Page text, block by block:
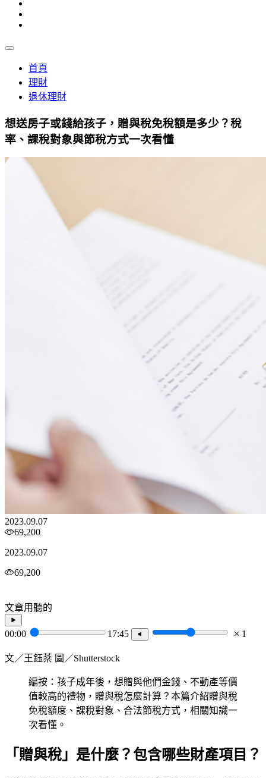
首頁
理財
退休理財
想送房子或錢給孩子，贈與稅免稅額是多少？稅
率、課稅對象與節稅方式一次看懂
2023.09.07
69,200
2023.09.07
69,200
文章用聽的
00:00 17:45 1
文／王鈺棻 圖／Shutterstock
編按：孩子成年後，想贈與他們金錢、不動產等價
值較高的禮物，贈與稅怎麼計算？本篇介紹贈與稅
免稅額度、課稅對象、合法節稅方式，相關知識一
次看懂。
「贈與稅」是什麼？包含哪些財產項目？